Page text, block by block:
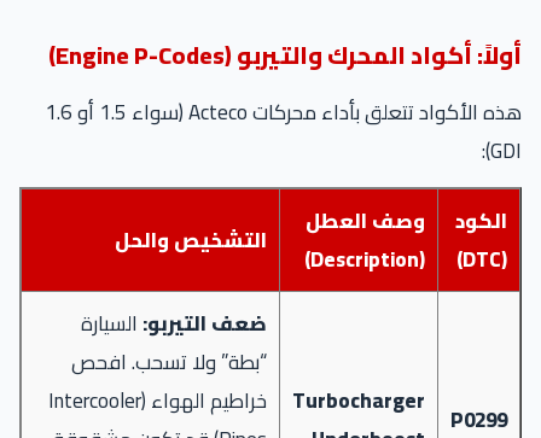
أولاً: أكواد المحرك والتيربو (Engine P-Codes)
هذه الأكواد تتعلق بأداء محركات Acteco (سواء 1.5 أو 1.6
GDI):
الكود
(DTC)
وصف العطل
(Description)
التشخيص والحل
P0299
Turbocharger
ضعف التيربو: السيارة
“بطة” ولا تسحب. افحص
خراطيم الهواء (Intercooler